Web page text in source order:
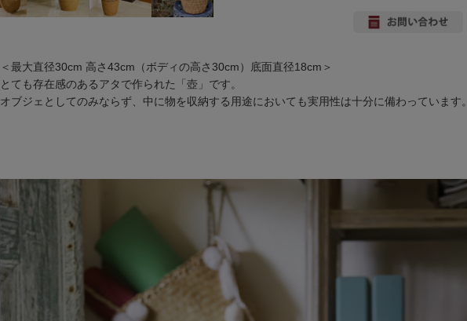
＜最大直径30cm 高さ43cm（ボディの高さ30cm）底面直径18cm＞
とても存在感のあるアタで作られた「壺」です。
オブジェとしてのみならず、中に物を収納する用途においても実用性は十分に備わっています。